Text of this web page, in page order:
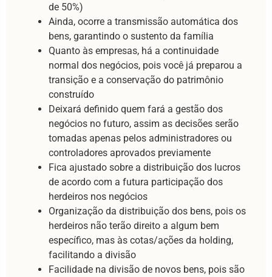
de 50%)
Ainda, ocorre a transmissão automática dos
bens, garantindo o sustento da família
Quanto às empresas, há a continuidade
normal dos negócios, pois você já preparou a
transição e a conservação do patrimônio
construído
Deixará definido quem fará a gestão dos
negócios no futuro, assim as decisões serão
tomadas apenas pelos administradores ou
controladores aprovados previamente
Fica ajustado sobre a distribuição dos lucros
de acordo com a futura participação dos
herdeiros nos negócios
Organização da distribuição dos bens, pois os
herdeiros não terão direito a algum bem
específico, mas às cotas/ações da holding,
facilitando a divisão
Facilidade na divisão de novos bens, pois são